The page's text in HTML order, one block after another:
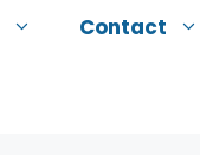
Contact